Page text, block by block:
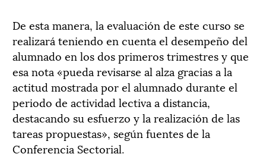
De esta manera, la evaluación de este curso se
realizará teniendo en cuenta el desempeño del
alumnado en los dos primeros trimestres y que
esa nota «pueda revisarse al alza gracias a la
actitud mostrada por el alumnado durante el
periodo de actividad lectiva a distancia,
destacando su esfuerzo y la realización de las
tareas propuestas», según fuentes de la
Conferencia Sectorial.